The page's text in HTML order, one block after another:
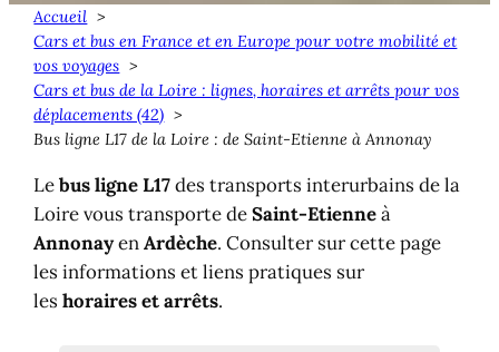
Accueil
Cars et bus en France et en Europe pour votre mobilité et
vos voyages
Cars et bus de la Loire : lignes, horaires et arrêts pour vos
déplacements (42)
Bus ligne L17 de la Loire : de Saint-Etienne à Annonay
Lebus ligne L17des transports interurbains de la
Loire vous transporte deSaint-Etienneà
AnnonayenArdèche. Consulter sur cette page
les informations et liens pratiques sur
leshoraires et arrêts.